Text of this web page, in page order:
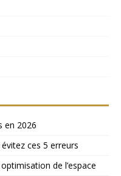
en 2026
ces 5 erreurs
de l’espace